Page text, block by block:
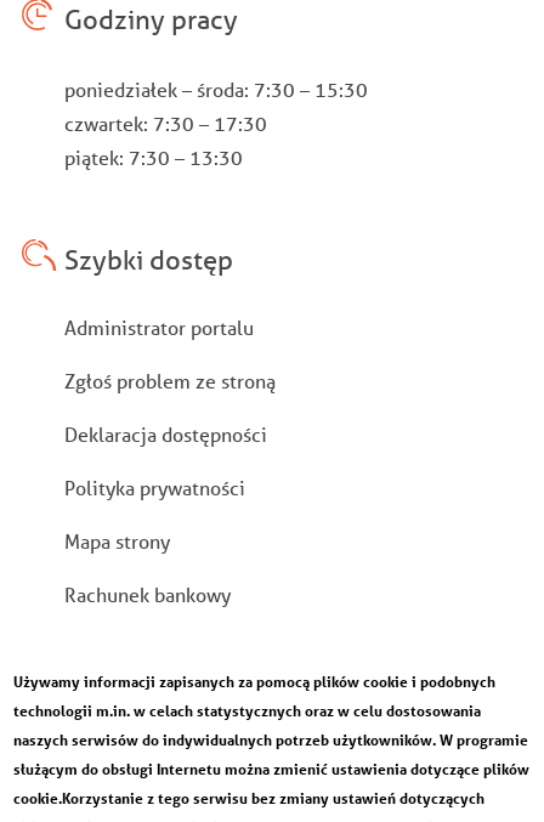
Godziny pracy
poniedziałek – środa: 7:30 – 15:30
czwartek: 7:30 – 17:30
piątek: 7:30 – 13:30
Szybki dostęp
Stopka
Administrator portalu
Zgłoś problem ze stroną
Deklaracja dostępności
Polityka prywatności
Mapa strony
Rachunek bankowy
Używamy informacji zapisanych za pomocą plików cookie i podobnych
technologii m.in. w celach statystycznych oraz w celu dostosowania
naszych serwisów do indywidualnych potrzeb użytkowników. W programie
służącym do obsługi Internetu można zmienić ustawienia dotyczące plików
cookie.Korzystanie z tego serwisu bez zmiany ustawień dotyczących